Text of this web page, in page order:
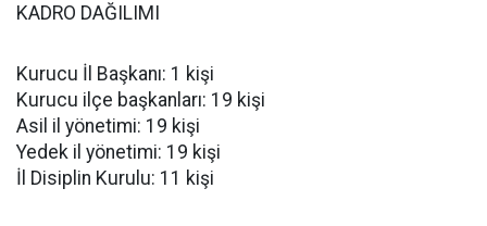
KADRO DAĞILIMI
Kurucu İl Başkanı: 1 kişi
Kurucu ilçe başkanları: 19 kişi
Asil il yönetimi: 19 kişi
Yedek il yönetimi: 19 kişi
İl Disiplin Kurulu: 11 kişi